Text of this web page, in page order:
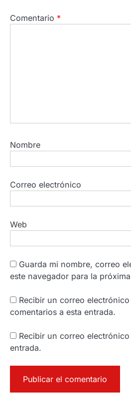
Comentario *
Nombre
Correo electrónico
Web
Guarda mi nombre, correo
este navegador para la
Recibir un correo
comentarios a esta entrada.
Recibir un correo
entrada.